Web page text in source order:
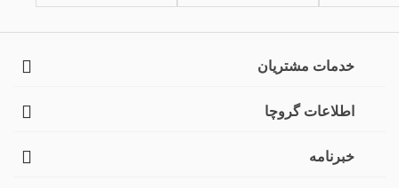
خدمات مشتریان
اطلاعات گروچا
خبرنامه